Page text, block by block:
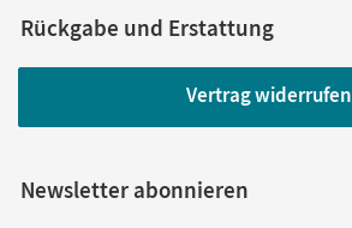
Rückgabe und Erstattung
Vertrag widerrufen
Newsletter abonnieren